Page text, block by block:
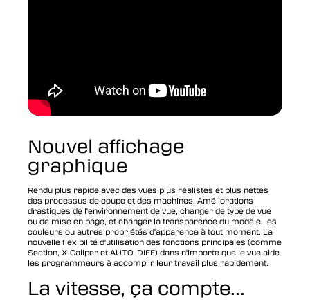
Nouvel affichage
graphique
Rendu plus rapide avec des vues plus réalistes et plus nettes
des processus de coupe et des machines. Améliorations
drastiques de l'environnement de vue, changer de type de vue
ou de mise en page, et changer la transparence du modèle, les
couleurs ou autres propriétés d'apparence à tout moment. La
nouvelle flexibilité d'utilisation des fonctions principales (comme
Section, X-Caliper et AUTO-DIFF) dans n'importe quelle vue aide
les programmeurs à accomplir leur travail plus rapidement.
La vitesse, ça compte...